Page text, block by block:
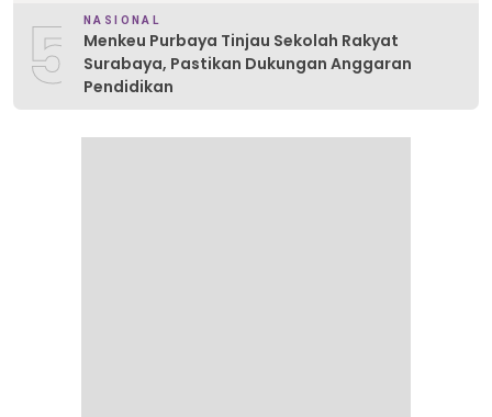
5 NASIONAL
Menkeu Purbaya Tinjau Sekolah Rakyat
Surabaya, Pastikan Dukungan Anggaran
Pendidikan